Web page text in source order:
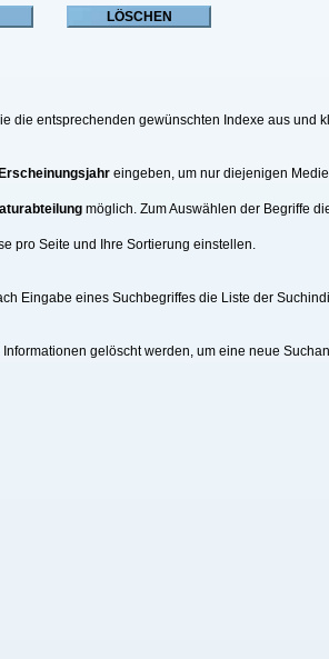
die entsprechenden gewünschten Indexe aus
eingeben, um nur diejenigen
möglich. Zum Auswählen der Begriffe
pro Seite und Ihre Sortierung einstellen.
Eingabe eines Suchbegriffes die Liste der
gelöscht werden, um eine neue